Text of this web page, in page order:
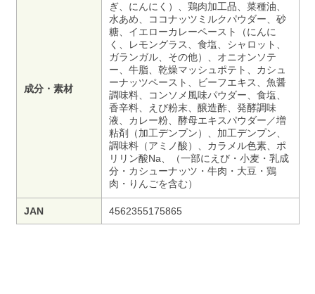
成分・素材
ぎ、にんにく）、鶏肉加工品、菜種油、
水あめ、ココナッツミルクパウダー、砂
糖、イエローカレーペースト（にんに
く、レモングラス、食塩、シャロット、
ガランガル、その他）、オニオンソテ
ー、牛脂、乾燥マッシュポテト、カシュ
ーナッツペースト、ビーフエキス、魚醤
調味料、コンソメ風味パウダー、食塩、
香辛料、えび粉末、醸造酢、発酵調味
液、カレー粉、酵母エキスパウダー／増
粘剤（加工デンプン）、加工デンプン、
調味料（アミノ酸）、カラメル色素、ポ
リリン酸Na、（一部にえび・小麦・乳成
分・カシューナッツ・牛肉・大豆・鶏
肉・りんごを含む）
JAN 4562355175865